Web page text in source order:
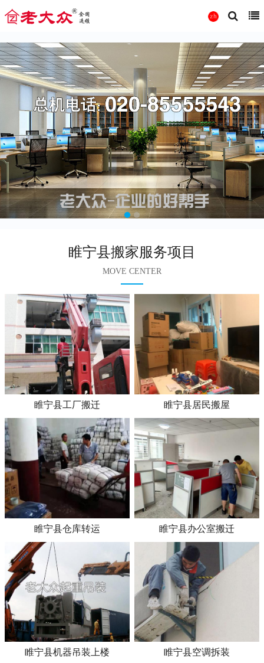
睢宁县搬家服务项目
MOVE CENTER
睢宁县工厂搬迁 睢宁县居民搬屋
睢宁县仓库转运 睢宁县办公室搬迁
睢宁县机器吊装上楼 睢宁县空调拆装